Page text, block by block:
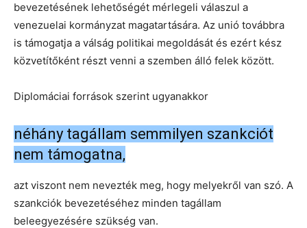
bevezetésének lehetőségét mérlegeli válaszul a
venezuelai kormányzat magatartására. Az unió továbbra
is támogatja a válság politikai megoldását és ezért kész
közvetítőként részt venni a szemben álló felek között.
Diplomáciai források szerint ugyanakkor
néhány tagállam semmilyen szankciót
nem támogatna,
azt viszont nem nevezték meg, hogy melyekről van szó. A
szankciók bevezetéséhez minden tagállam
beleegyezésére szükség van.